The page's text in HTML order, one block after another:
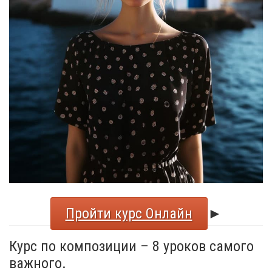
Пройти курс Онлайн
►
Курс по композиции – 8 уроков самого
важного.